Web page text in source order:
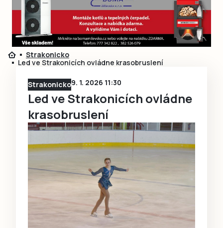
Obnovit heslo
Přihlásit se
Přihlásit se přes Facebook
Ještě nemám účet, chci se
Inspirace
Čtenáři píší
Speciální přílohy
Strakonicko
Led ve Strakonicích ovládne krasobruslení
Strakonicko9. 1. 2026 11:30
Led ve Strakonicích ovládne
krasobruslení